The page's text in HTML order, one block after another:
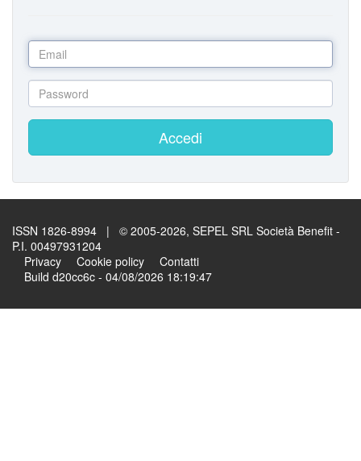
Accedi
ISSN 1826-8994 | © 2005-2026, SEPEL SRL Società Benefit -
P.I. 00497931204
Privacy
Cookie policy
Contatti
Build d20cc6c - 04/08/2026 18:19:47